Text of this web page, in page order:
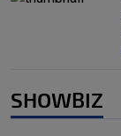
SHOWBIZ